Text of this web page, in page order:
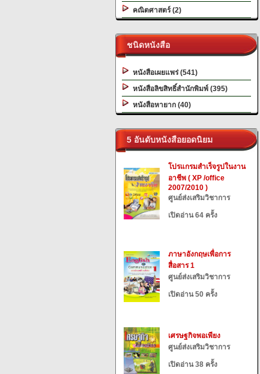
คณิตศาสตร์ (2)
ชนิดหนังสือ
หนังสือเผยแพร่ (541)
หนังสือลิขสิทธิ์สำนักพิมพ์ (395)
หนังสือหายาก (40)
5 อันดับหนังสือยอดนิยม
โปรแกรมสำเร็จรูปในงาน
อาชีพ ( XP /office
2007/2010 )
ศูนย์ส่งเสริมวิชาการ
เปิดอ่าน 64 ครั้ง
ภาษาอังกฤษเพื่อการ
สื่อสาร 1
ศูนย์ส่งเสริมวิชาการ
เปิดอ่าน 50 ครั้ง
เศรษฐกิจพอเพียง
ศูนย์ส่งเสริมวิชาการ
เปิดอ่าน 38 ครั้ง